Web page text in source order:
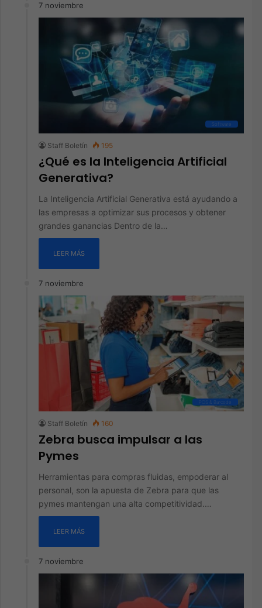
7 noviembre
Software
Staff Boletín 195
¿Qué es la Inteligencia Artificial
Generativa?
La Inteligencia Artificial Generativa está ayudando a
las empresas a optimizar sus procesos y obtener
grandes ganancias Dentro de la…
LEER MÁS
7 noviembre
POS & Barcode
Staff Boletín 160
Zebra busca impulsar a las
Pymes
Herramientas para compras fluidas, empoderar al
personal, son la apuesta de Zebra para que las
pymes mantengan una alta competitividad.…
LEER MÁS
7 noviembre